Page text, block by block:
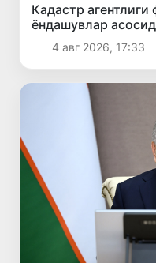
Кадастр агентлиги
ёндашувлар
4 авг 2026, 17:33